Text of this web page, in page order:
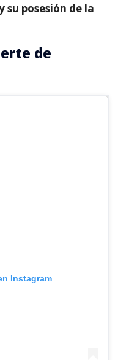
posesión de la
de
Instagram